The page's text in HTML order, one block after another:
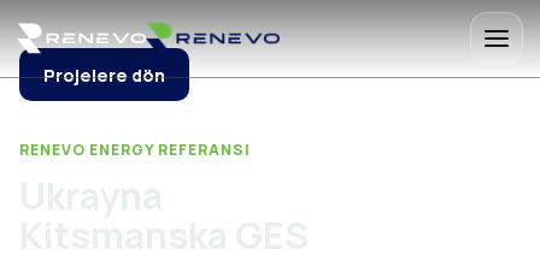
Projelere dön
RENEVO ENERGY REFERANSI